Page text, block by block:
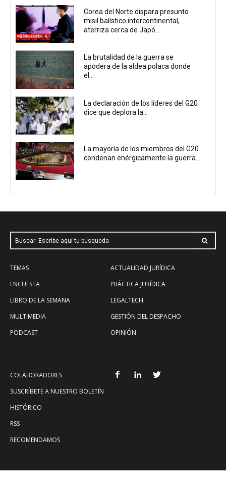
Corea del Norte dispara presunto
misil balístico intercontinental,
aterriza cerca de Japó...
La brutalidad de la guerra se
apodera de la aldea polaca donde
el...
La declaración de los líderes del G20
dice que deplora la...
La mayoría de los miembros del G20
condenan enérgicamente la guerra...
Buscar: Escribe aquí tu búsqueda
TEMAS
ENCUESTA
LIBRO DE LA SEMANA
MULTIMEDIA
PODCAST
ACTUALIDAD JURÍDICA
PRÁCTICA JURÍDICA
LEGALTECH
GESTIÓN DEL DESPACHO
OPINIÓN
COLABORADORES
SUSCRÍBETE A NUESTRO BOLETÍN
HISTÓRICO
RSS
RECOMENDAMOS